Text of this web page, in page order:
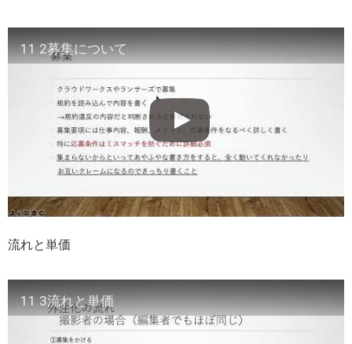
11 2募集について
流れと単価
11 3流れと単価